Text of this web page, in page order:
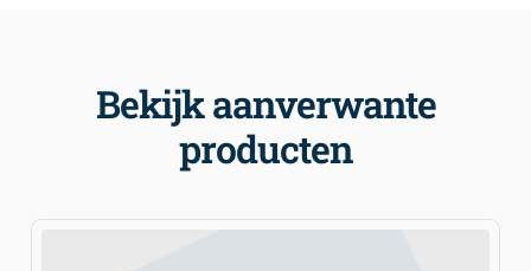
Bekijk aanverwante
producten